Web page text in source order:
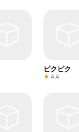
ピクピク
4.4